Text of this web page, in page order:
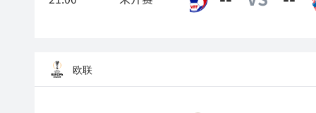
欧联